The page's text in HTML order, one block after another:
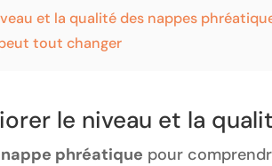
et la qualité des nappes
tout changer
le niveau et la
nappe phréatique pour